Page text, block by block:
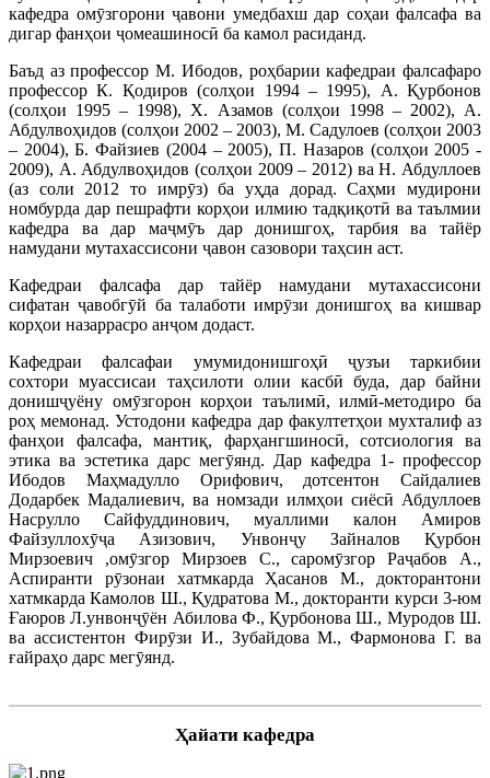
кафедра омӯзгорони ҷавони умедбахш дар соҳаи фалсафа ва
дигар фанҳои ҷомеашиносӣ ба камол расиданд.
Баъд аз профессор М. Ибодов, роҳбарии кафедраи фалсафаро
профессор К. Қодиров (солҳои 1994 – 1995), А. Қурбонов
(солҳои 1995 – 1998), Х. Азамов (солҳои 1998 – 2002), А.
Абдулвоҳидов (солҳои 2002 – 2003), М. Садулоев (солҳои 2003
– 2004), Б. Файзиев (2004 – 2005), П. Назаров (солҳои 2005 -
2009), А. Абдулвоҳидов (солҳои 2009 – 2012) ва Н. Абдуллоев
(аз соли 2012 то имрӯз) ба уҳда дорад. Саҳми мудирони
номбурда дар пешрафти корҳои илмию тадқиқотӣ ва таълмии
кафедра ва дар маҷмӯъ дар донишгоҳ, тарбия ва тайёр
намудани мутахассисони ҷавон сазовори таҳсин аст.
Кафедраи фалсафа дар тайёр намудани мутахассисони
сифатан ҷавобгӯй ба талаботи имрӯзи донишгоҳ ва кишвар
корҳои назаррасро анҷом додаст.
Кафедраи фалсафаи умумидонишгоҳӣ ҷузъи таркибии
сохтори муассисаи таҳсилоти олии касбӣ буда, дар байни
донишҷуёну омӯзгорон корҳои таълимӣ, илмӣ-методиро ба
роҳ мемонад. Устодони кафедра дар факултетҳои мухталиф аз
фанҳои фалсафа, мантиқ, фарҳангшиносӣ, сотсиология ва
этика ва эстетика дарс мегӯянд. Дар кафедра 1- профессор
Ибодов Маҳмадулло Орифович, дотсентон Сайдалиев
Додарбек Мадалиевич, ва номзади илмҳои сиёсӣ Абдуллоев
Насрулло Сайфуддинович, муаллими калон Амиров
Файзуллохӯҷа Азизович, Унвонҷу Зайналов Қурбон
Мирзоевич ,омӯзгор Мирзоев С., саромӯзгор Раҷабов А.,
Аспиранти рӯзонаи хатмкарда Ҳасанов М., докторантони
хатмкарда Камолов Ш., Қудратова М., докторанти курси 3-юм
Ғаюров Л.унвонҷӯён Абилова Ф., Қурбонова Ш., Муродов Ш.
ва ассистентон Фирӯзи И., Зубайдова М., Фармонова Г. ва
ғайраҳо дарс мегӯянд.
Ҳайати кафедра